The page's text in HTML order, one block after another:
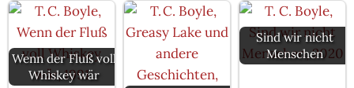
Wenn der Fluß voll
Whiskey wär
Sind wir nicht
Menschen